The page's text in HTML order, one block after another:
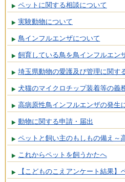
ペットに関する相談について
実験動物について
鳥インフルエンザについて
飼育している鳥を鳥インフルエン
埼玉県動物の愛護及び管理に関す
犬猫のマイクロチップ装着等の義
高病原性鳥インフルエンザの発生
動物に関する申請・届出
ペットと飼い主のもしもの備え～
これからペットを飼うかたへ
【こどものこえアンケート結果】